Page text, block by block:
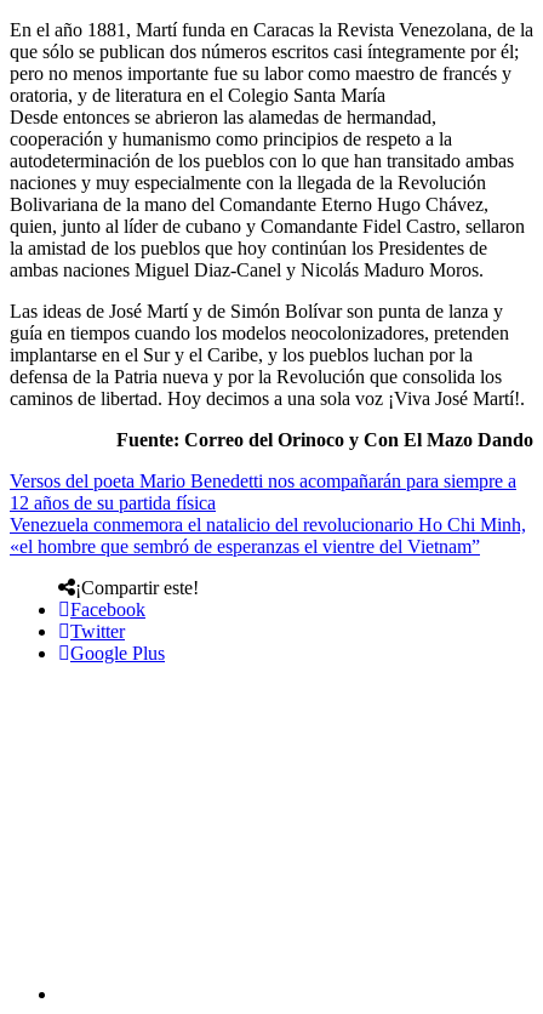
En el año 1881, Martí funda en Caracas la Revista Venezolana, de la
que sólo se publican dos números escritos casi íntegramente por él;
pero no menos importante fue su labor como maestro de francés y
oratoria, y de literatura en el Colegio Santa María
Desde entonces se abrieron las alamedas de hermandad,
cooperación y humanismo como principios de respeto a la
autodeterminación de los pueblos con lo que han transitado ambas
naciones y muy especialmente con la llegada de la Revolución
Bolivariana de la mano del Comandante Eterno Hugo Chávez,
quien, junto al líder de cubano y Comandante Fidel Castro, sellaron
la amistad de los pueblos que hoy continúan los Presidentes de
ambas naciones Miguel Diaz-Canel y Nicolás Maduro Moros.
Las ideas de José Martí y de Simón Bolívar son punta de lanza y
guía en tiempos cuando los modelos neocolonizadores, pretenden
implantarse en el Sur y el Caribe, y los pueblos luchan por la
defensa de la Patria nueva y por la Revolución que consolida los
caminos de libertad. Hoy decimos a una sola voz ¡Viva José Martí!.
Fuente: Correo del Orinoco y Con El Mazo Dando
Versos del poeta Mario Benedetti nos acompañarán para siempre a
12 años de su partida física
Venezuela conmemora el natalicio del revolucionario Ho Chi Minh,
«el hombre que sembró de esperanzas el vientre del Vietnam”
¡Compartir este!
Facebook
Twitter
Google Plus